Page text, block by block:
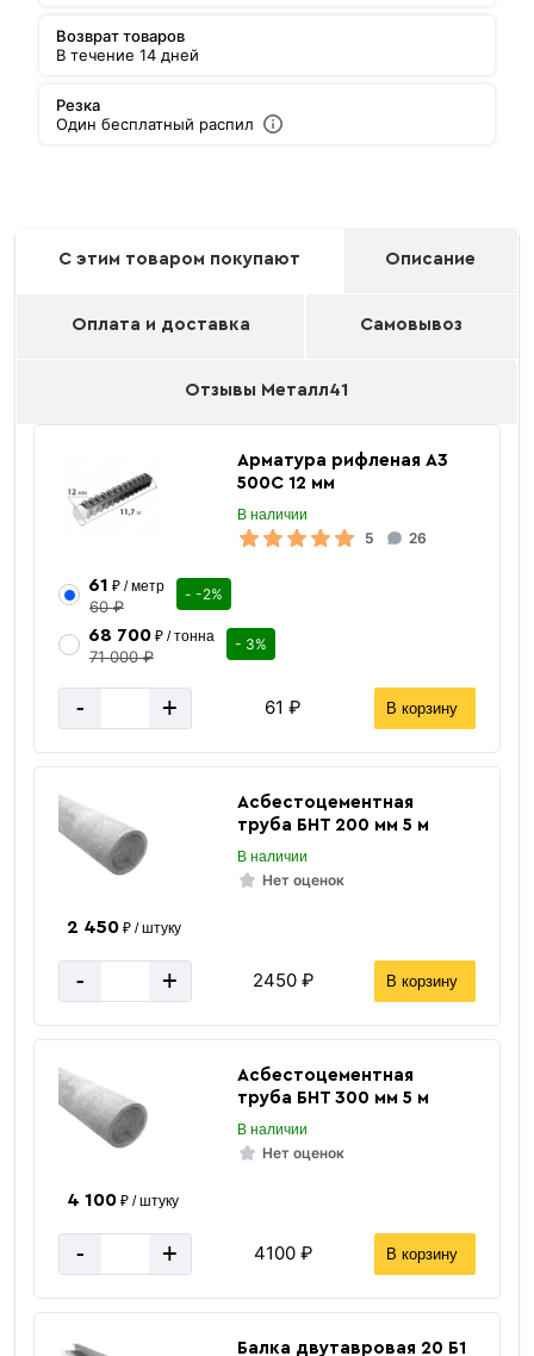
Возврат товаров
В течение 14 дней
Резка
Один бесплатный распил
С этим товаром покупают Описание
Оплата и доставка Самовывоз
Отзывы Металл41
Арматура рифленая А3
500С 12 мм
В наличии
5 26
61 ₽ / метр
60 ₽
- -2%
68 700₽ / тонна
71 000 ₽
- 3%
- + 61 ₽ В корзину
Асбестоцементная
труба БНТ 200 мм 5 м
В наличии
Нет оценок
2 450₽ / штуку
- + 2450 ₽ В корзину
Асбестоцементная
труба БНТ 300 мм 5 м
В наличии
Нет оценок
4 100₽ / штуку
- + 4100 ₽ В корзину
Балка двутавровая 20 Б1